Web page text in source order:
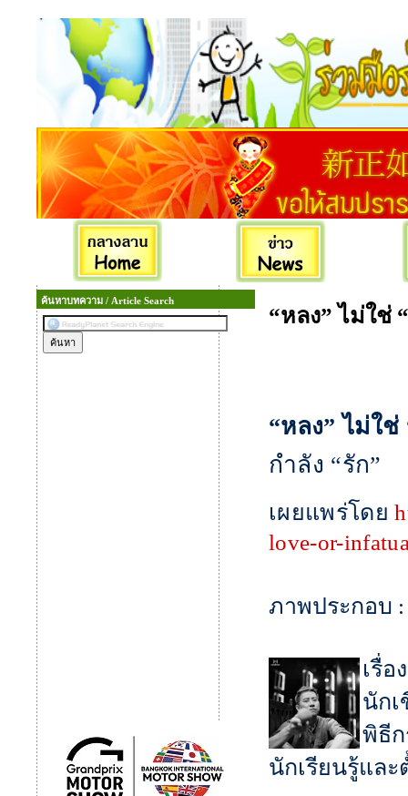
ค้นหาบทความ / Article Search
“หลง” ไม่ใช่
“หลง” ไม่ใช่
กำลัง “รัก”
เผยแพร่โดย
love-or-
ภาพประกอบ :
เรื่อ
นัก
พิธีก
นักเรียนรู้และ